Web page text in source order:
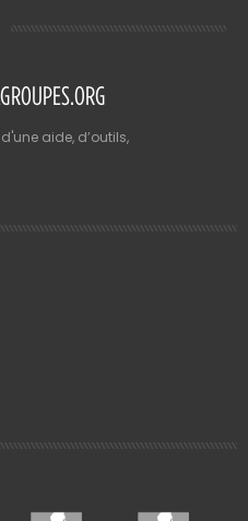
aide, d’outils,